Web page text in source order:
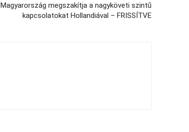
Magyarország megszakítja a nagyköveti szintű
kapcsolatokat Hollandiával – FRISSÍTVE